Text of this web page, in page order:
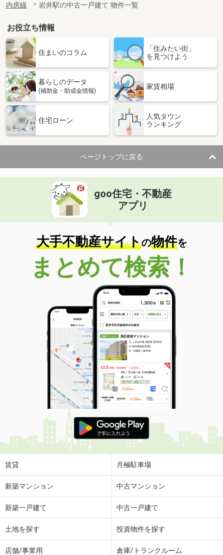
内房線
岩井駅の中古一戸建て 物件一覧
お役立ち情報
住まいのコラム
「住みたい街」
を見つけよう
暮らしのデータ
(補助金・助成金情報)
家賃相場
住宅ローン
人気タウン
ランキング
ページトップに戻る
goo住宅・不動産
アプリ
大手不動産サイトの物件を
まとめて検索！
賃貸 月極駐車場
新築マンション 中古マンション
新築一戸建て 中古一戸建て
土地を探す 投資物件を探す
店舗/事業用 倉庫/トランクルーム